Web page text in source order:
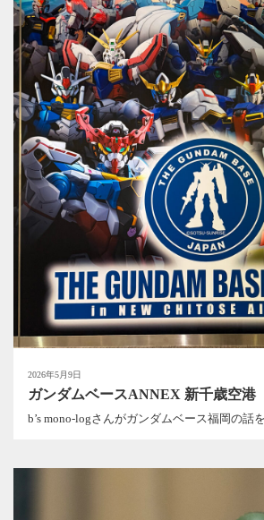
2026年5月9日
ガンダムベースANNEX 新千歳空港
b’s mono-logさんがガンダムベース福岡の話を